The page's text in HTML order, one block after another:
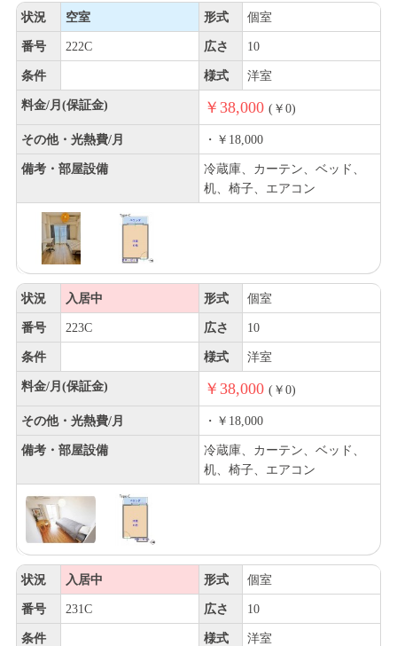
状況 空室 形式 個室
番号 222C 広さ 10
条件 様式 洋室
料金/月(保証金) ￥38,000 (￥0)
その他・光熱費/月 ・￥18,000
備考・部屋設備
冷蔵庫、カーテン、ベッド、
机、椅子、エアコン
状況 入居中 形式 個室
番号 223C 広さ 10
条件 様式 洋室
料金/月(保証金) ￥38,000 (￥0)
その他・光熱費/月 ・￥18,000
備考・部屋設備
冷蔵庫、カーテン、ベッド、
机、椅子、エアコン
状況 入居中 形式 個室
番号 231C 広さ 10
条件 様式 洋室